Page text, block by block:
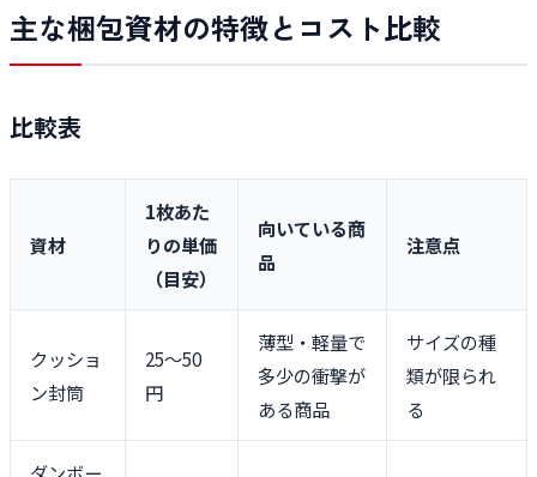
主な梱包資材の特徴とコスト比較
比較表
資材
1枚あた
りの単価
（目安）
向いている商
品
注意点
クッショ
ン封筒
25〜50
円
薄型・軽量で
多少の衝撃が
ある商品
サイズの種
類が限られ
る